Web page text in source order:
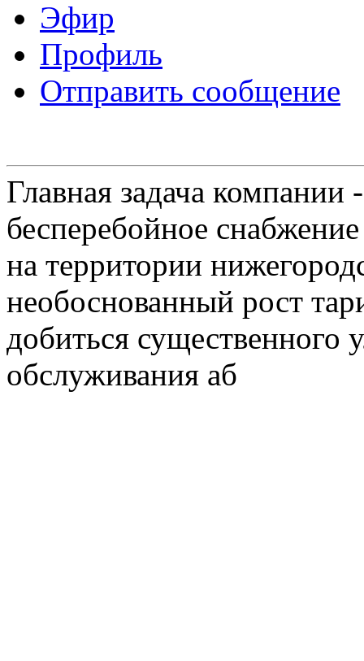
Эфир
Профиль
Отправить сообщение
Главная задача
бесперебойное
на территории
необоснованный рост
добиться существенного
обслуживания аб